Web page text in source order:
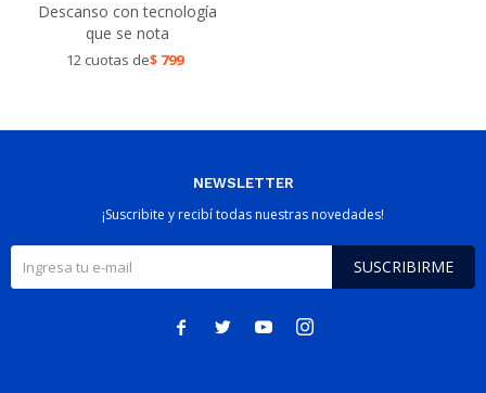
Descanso con tecnología
que se nota
12 cuotas de$ 799
NEWSLETTER
¡Suscribite y recibí todas nuestras novedades!
SUSCRIBIRME
   